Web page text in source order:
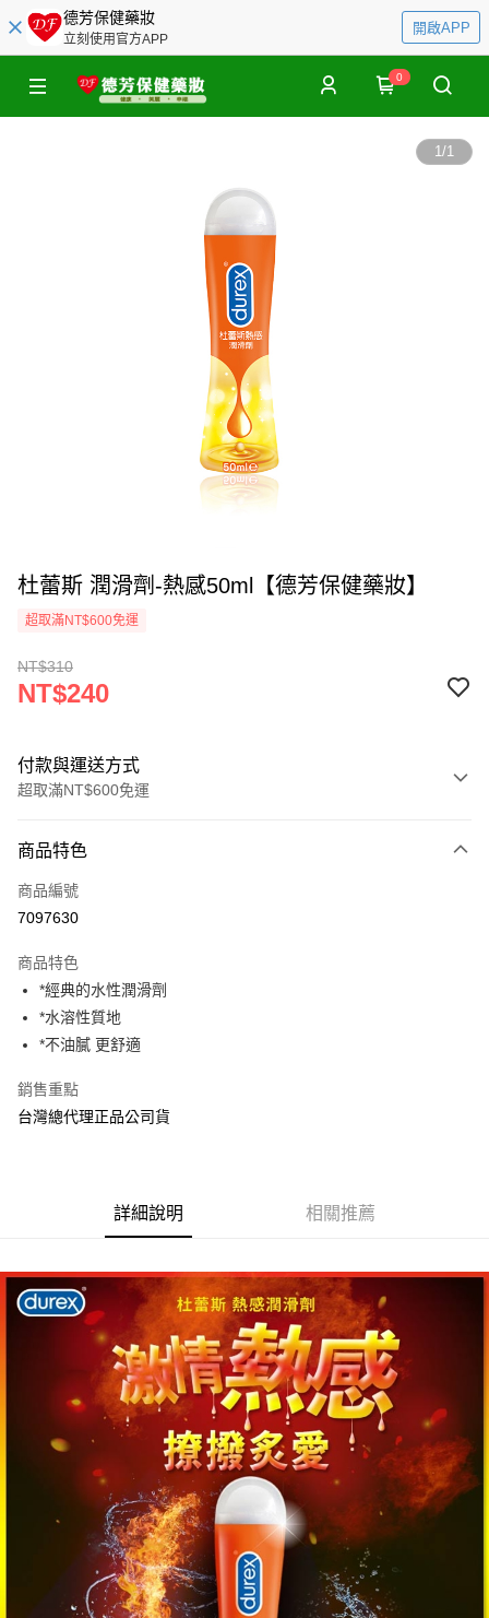
德芳保健藥妝
立刻使用官方APP
開啟APP
0
1/1
杜蕾斯 潤滑劑-熱感50ml【德芳保健藥妝】
超取滿NT$600免運
NT$310
NT$240
付款與運送方式
超取滿NT$600免運
信用卡一次付款
超商取貨付款
Apple Pay
街口支付
AFTEE先享後付
１．簡單：不需註冊會員、不需綁卡、不需儲值。
２．便利：只要手機號碼，簡訊認證，即可結帳。
【「AFTEE先享後付」結帳流程】
１．於結帳方式選擇「AFTEE先享後付」後，將跳轉至「AFTEE先享後付」
結帳頁面，進行簡訊認證並確認金額後，即可完成結帳。
２．訂單成立數日內，您將收到繳費通知簡訊。
３．收到繳費通知簡訊後14天內，點擊此簡訊中的連結，可透過四大超商／
ATM／網路銀行／等多元方式進行付款，方視為交易完成。
※ 請注意：結帳手續完成當下不需立刻繳費，但若您需要取消訂單，請聯絡
購買商品的店家。未經商家同意取消之訂單仍視為有效，需透過AFTEE先享
後付繳納相關費用。
※ 交易是否成功請以「AFTEE先享後付 」之結帳頁面顯示為準，若有關於
是否繳費成功／繳費後需取消欲退款等相關疑問，請聯繫「AFTEE先享後付
客戶支援中心」https://netprotections.freshdesk.com/support/home
【注意事項】
１．透過由恩沛科技股份有限公司提供之「AFTEE先享後付」服務完成之交
易，需依本服務之必要範圍內提供個人資料，並將交易相關給付款項請求債
權轉讓予恩沛科技股份有限公司。
每筆NT$70，滿NT$600(含以上)免運費
7-11取貨付款
每筆NT$70，滿NT$600(含以上)免運費
每筆NT$80，滿NT$600(含以上)免運費
付款後門市自取
商品特色
商品編號
7097630
商品特色
*經典的水性潤滑劑
*水溶性質地
*不油膩 更舒適
銷售重點
台灣總代理正品公司貨
詳細說明 相關推薦